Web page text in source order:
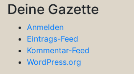
Deine Gazette
Anmelden
Eintrags-Feed
Kommentar-Feed
WordPress.org